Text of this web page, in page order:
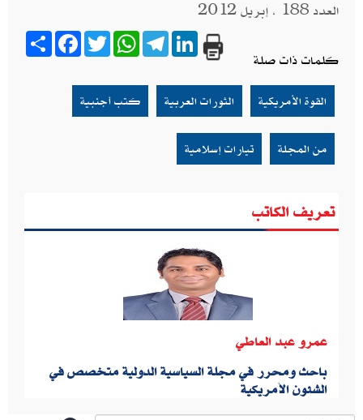
العدد 188 ، إبريل 2012
Share
FacebookTwitter
WhatsApp
Telegram
LinkedIn
كلمات ذات صلة
كتب أجنبية الثورات العربية القوة الأمريكية
تيارات إسلامية من المجلة
تعريف الكاتب
عمرو عبد العاطي
باحث ومحرر في مجلة السياسية الدولية متخصص في
الشئون الأمريكية